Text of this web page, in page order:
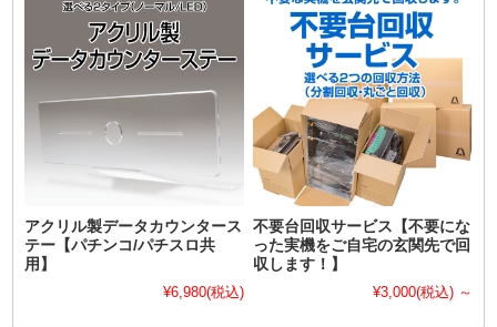
アクリル製データカウンタース
テー【パチンコ/パチスロ共
用】
¥6,980(税込)
不要台回収サービス【不要にな
った実機をご自宅の玄関先で回
収します！】
¥3,000(税込) ～